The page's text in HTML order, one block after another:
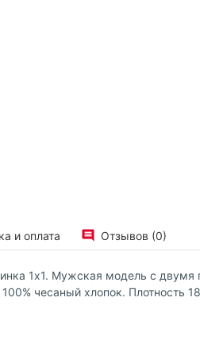
и оплата Отзывов (0)
1х1. Мужская модель с
чесаный хлопок. Плотность